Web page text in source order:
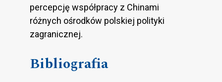
percepcję współpracy z Chinami
różnych ośrodków polskiej polityki
zagranicznej.
Bibliografia